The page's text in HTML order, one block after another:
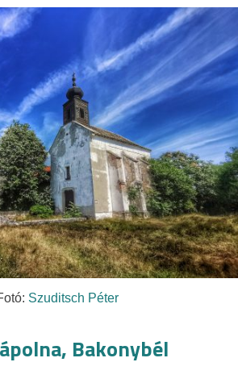
Szuditsch Péter
Bakonybél